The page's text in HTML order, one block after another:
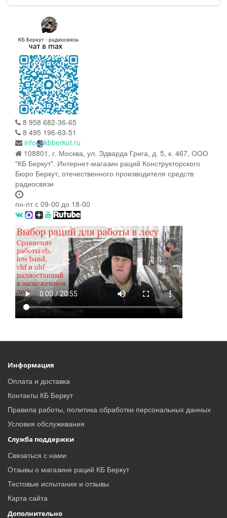
8 958 682-36-65
8 495 196-63-51
info
kbberkut.ru
108801, г. Москва, ул. Эдварда Грига, д. 5, к. 467, ООО
"КБ Беркут". Интернет-магазин раций Конструкторского
Бюро Беркут, отечественного производителя средств
радиосвязи
пн-пт с 09-00 до 18-00
Информация
Оплата и доставка
Контакты КБ Беркут
Правила работы, политика обработки персональных данных
Условия обслуживания
Служба поддержки
Связаться с нами
Отзывы о магазине раций КБ Беркут
Тестовые испытания и отзывы
Карта сайта
Дополнительно